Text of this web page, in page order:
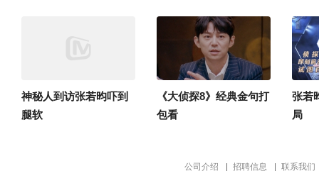
神秘人到访张若昀吓到
腿软
《大侦探8》经典金句打
包看
张若
局
公司介绍 招聘信息 联系我们